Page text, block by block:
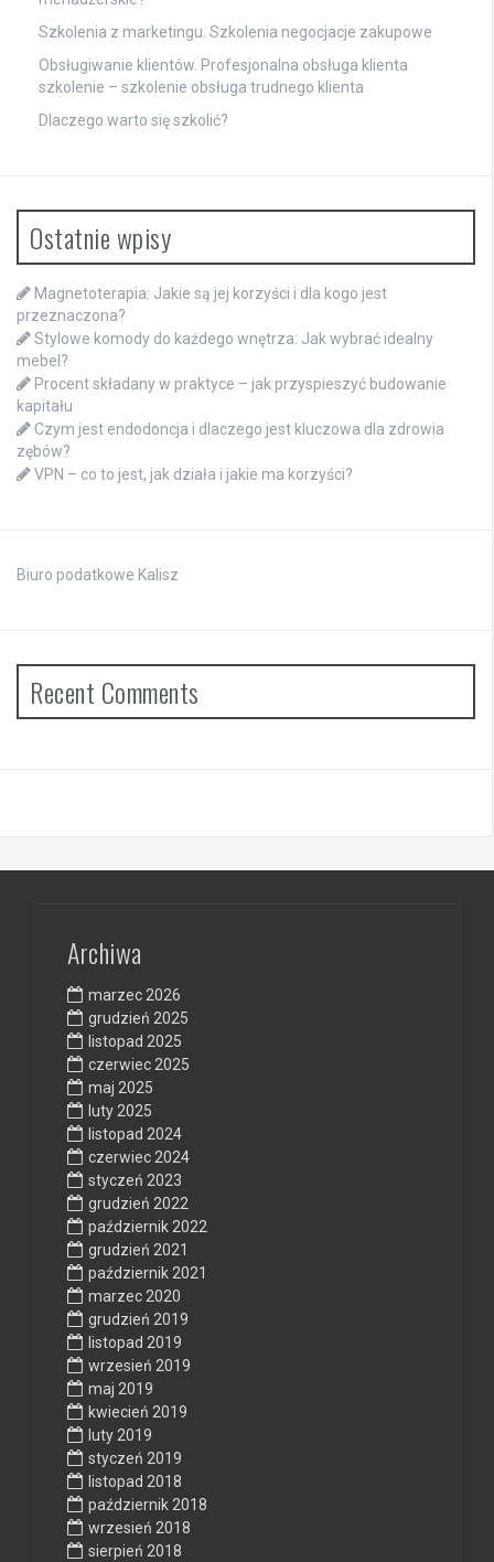
Szkolenia z marketingu. Szkolenia negocjacje zakupowe
Obsługiwanie klientów. Profesjonalna obsługa klienta
szkolenie – szkolenie obsługa trudnego klienta
Dlaczego warto się szkolić?
Ostatnie wpisy
Magnetoterapia: Jakie są jej korzyści i dla kogo jest
przeznaczona?
Stylowe komody do każdego wnętrza: Jak wybrać idealny
mebel?
Procent składany w praktyce – jak przyspieszyć budowanie
kapitału
Czym jest endodoncja i dlaczego jest kluczowa dla zdrowia
zębów?
VPN – co to jest, jak działa i jakie ma korzyści?
Biuro podatkowe Kalisz
Recent Comments
Archiwa
marzec 2026
grudzień 2025
listopad 2025
czerwiec 2025
maj 2025
luty 2025
listopad 2024
czerwiec 2024
styczeń 2023
grudzień 2022
październik 2022
grudzień 2021
październik 2021
marzec 2020
grudzień 2019
listopad 2019
wrzesień 2019
maj 2019
kwiecień 2019
luty 2019
styczeń 2019
listopad 2018
październik 2018
wrzesień 2018
sierpień 2018